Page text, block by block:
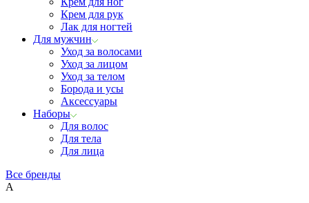
Крем для рук
Лак для ногтей
Для мужчин
Уход за волосами
Уход за лицом
Уход за телом
Борода и усы
Аксессуары
Наборы
Для волос
Для тела
Для лица
Все бренды
A